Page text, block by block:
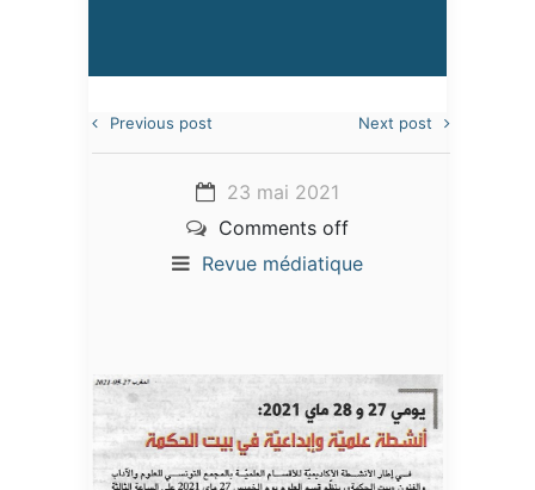
Previous post Next post
23 mai 2021
Comments off
Revue médiatique